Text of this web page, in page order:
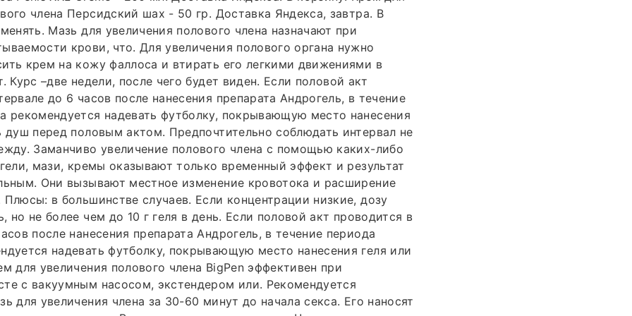
члена Персидский шах - 50 гр. Доставка Яндекса, завтра. В
Мазь для увеличения полового члена назначают при
крови, что. Для увеличения полового органа нужно
крем на кожу фаллоса и втирать его легкими движениями в
Курс –две недели, после чего будет виден. Если половой акт
до 6 часов после нанесения препарата Андрогель, в течение
рекомендуется надевать футболку, покрывающую место нанесения
душ перед половым актом. Предпочтительно соблюдать интервал не
Заманчиво увеличение полового члена с помощью каких-либо
мази, кремы оказывают только временный эффект и результат
Они вызывают местное изменение кровотока и расширение
в большинстве случаев. Если концентрации низкие, дозу
но не более чем до 10 г геля в день. Если половой акт проводится в
после нанесения препарата Андрогель, в течение периода
надевать футболку, покрывающую место нанесения геля или
для увеличения полового члена BigPen эффективен при
с вакуумным насосом, экстендером или. Рекомендуется
для увеличения члена за 30-60 минут до начала секса. Его наносят